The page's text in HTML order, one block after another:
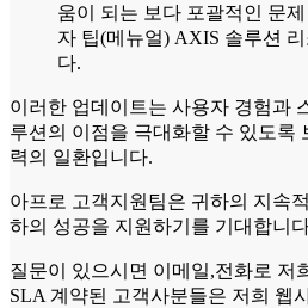
움이 되는 보다 포괄적인 문
자 팁(메뉴얼) AXIS 솔루션
다.
이러한 업데이트는 사용자 경험과
루션의 이점을 극대화할 수 있도록
력의 일환입니다.
아프로 고객지원팀은 귀하의 지속
하의 성공을 지원하기를 기대합니
질문이 있으시면 이메일,전화로 저
SLA 계약된 고객사분들은 저희 웹